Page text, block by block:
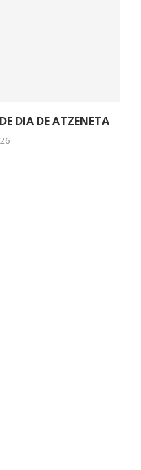
DIA DE ATZENETA